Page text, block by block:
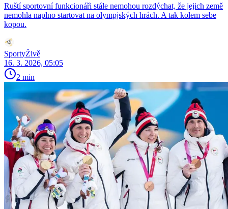
Ruští sportovní funkcionáři stále nemohou rozdýchat, že jejich země
nemohla naplno startovat na olympjských hrách. A tak kolem sebe
kopou.
SportyŽivě
16. 3. 2026, 05:05
2 min